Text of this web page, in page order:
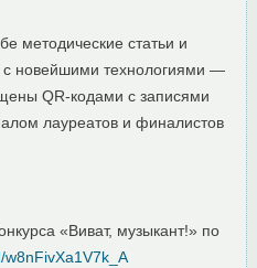
методические статьи и
с новейшими технологиями —
QR-кодами с записями
лауреатов и финалистов
«Виват, музыкант!» по